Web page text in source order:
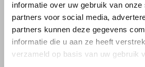
informatie over uw gebruik van onze
partners voor social media,
partners kunnen deze gegevens
informatie die u aan ze heeft
verzameld op basis van uw gebruik
Open keuken
Praktische indeling